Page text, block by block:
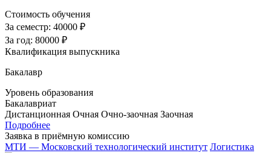
Стоимость обучения
За семестр: 40000 ₽
За год: 80000 ₽
Квалификация выпускника
Бакалавр
Уровень образования
Бакалавриат
Дистанционная Очная Очно-заочная Заочная
Подробнее
Заявка в приёмную комиссию
МТИ — Московский технологический институт Логистика